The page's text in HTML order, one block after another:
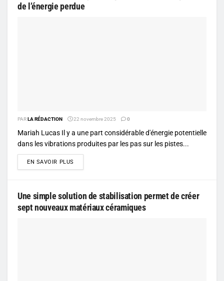
de l’énergie perdue
PARLA RÉDACTION 22 novembre 2025 0
Mariah Lucas Il y a une part considérable d'énergie potentielle
dans les vibrations produites par les pas sur les pistes...
EN SAVOIR PLUS
Une simple solution de stabilisation permet de créer
sept nouveaux matériaux céramiques